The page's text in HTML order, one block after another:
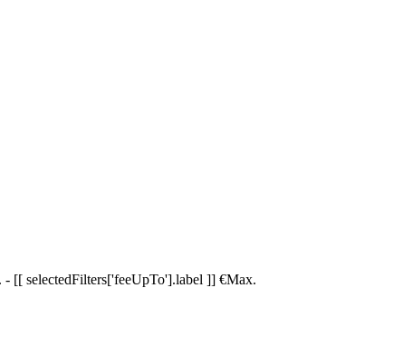
- [[ selectedFilters['feeUpTo'].label ]] €Max.